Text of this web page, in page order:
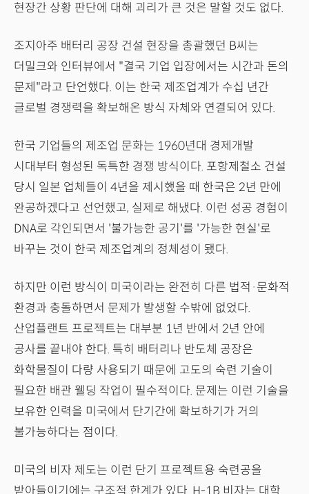
현장간 상황 판단에 대해 괴리가 큰 것은 말할 것도 없다.
조지아주 배터리 공장 건설 현장을 총괄했던 B씨는
더밀크와 인터뷰에서 "결국 기업 입장에서는 시간과 돈의
문제"라고 단언했다. 이는 한국 제조업계가 수십 년간
글로벌 경쟁력을 확보해온 방식 자체와 연결되어 있다.
한국 기업들의 제조업 문화는 1960년대 경제개발
시대부터 형성된 독특한 경쟁 방식이다. 포항제철소 건설
당시 일본 업체들이 4년을 제시했을 때 한국은 2년 만에
완공하겠다고 선언했고, 실제로 해냈다. 이런 성공 경험이
DNA로 각인되면서 '불가능한 공기'를 '가능한 현실'로
바꾸는 것이 한국 제조업계의 정체성이 됐다.
하지만 이런 방식이 미국이라는 완전히 다른 법적·문화적
환경과 충돌하면서 문제가 발생할 수밖에 없었다.
산업플랜트 프로젝트는 대부분 1년 반에서 2년 안에
공사를 끝내야 한다. 특히 배터리나 반도체 공장은
화학물질이 다량 사용되기 때문에 고도의 숙련 기술이
필요한 배관 웰딩 작업이 필수적이다. 문제는 이런 기술을
보유한 인력을 미국에서 단기간에 확보하기가 거의
불가능하다는 점이다.
미국의 비자 제도는 이런 단기 프로젝트용 숙련공을
받아들이기에는 구조적 한계가 있다. H-1B 비자는 대학